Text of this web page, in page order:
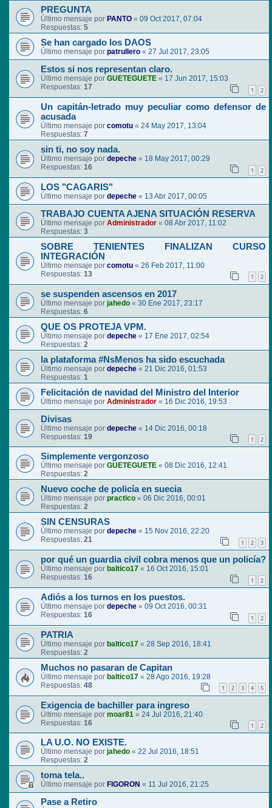
PREGUNTA
Último mensaje por PANTO « 09 Oct 2017, 07:04
Respuestas: 5
Se han cargado los DAOS
Último mensaje por patrullero « 27 Jul 2017, 23:05
Estos si nos representan claro.
Último mensaje por GUETEGUETE « 17 Jun 2017, 15:03
Respuestas: 17 1 2
Un capitán-letrado muy peculiar como defensor de
acusada
Último mensaje por comotu « 24 May 2017, 13:04
Respuestas: 7
sin ti, no soy nada.
Último mensaje por depeche « 18 May 2017, 00:29
Respuestas: 16 1 2
LOS "CAGARIS"
Último mensaje por depeche « 13 Abr 2017, 00:05
TRABAJO CUENTA AJENA SITUACIÓN RESERVA
Último mensaje por Administrador « 08 Abr 2017, 11:02
Respuestas: 3
SOBRE TENIENTES FINALIZAN CURSO
INTEGRACIÓN
Último mensaje por comotu « 26 Feb 2017, 11:00
Respuestas: 13 1 2
se suspenden ascensos en 2017
Último mensaje por jahedo « 30 Ene 2017, 23:17
Respuestas: 6
QUE OS PROTEJA VPM.
Último mensaje por depeche « 17 Ene 2017, 02:54
Respuestas: 2
la plataforma #NsMenos ha sido escuchada
Último mensaje por depeche « 21 Dic 2016, 01:53
Respuestas: 1
Felicitación de navidad del Ministro del Interior
Último mensaje por Administrador « 16 Dic 2016, 19:53
Divisas
Último mensaje por depeche « 14 Dic 2016, 00:18
Respuestas: 19 1 2
Simplemente vergonzoso
Último mensaje por GUETEGUETE « 08 Dic 2016, 12:41
Respuestas: 2
Nuevo coche de policía en suecia
Último mensaje por practico « 06 Dic 2016, 00:01
Respuestas: 2
SIN CENSURAS
Último mensaje por depeche « 15 Nov 2016, 22:20
Respuestas: 21 1 2 3
por qué un guardia civil cobra menos que un policía?
Último mensaje por baltico17 « 16 Oct 2016, 15:01
Respuestas: 16 1 2
Adiós a los turnos en los puestos.
Último mensaje por depeche « 09 Oct 2016, 00:31
Respuestas: 16 1 2
PATRIA
Último mensaje por baltico17 « 28 Sep 2016, 18:41
Respuestas: 2
Muchos no pasaran de Capitan
Último mensaje por baltico17 « 28 Ago 2016, 19:28
Respuestas: 48 1 2 3 4 5
Exigencia de bachiller para ingreso
Último mensaje por moar81 « 24 Jul 2016, 21:40
Respuestas: 16 1 2
LA U.O. NO EXISTE.
Último mensaje por jahedo « 22 Jul 2016, 18:51
Respuestas: 2
toma tela..
Último mensaje por FIGORON « 11 Jul 2016, 21:25
Pase a Retiro